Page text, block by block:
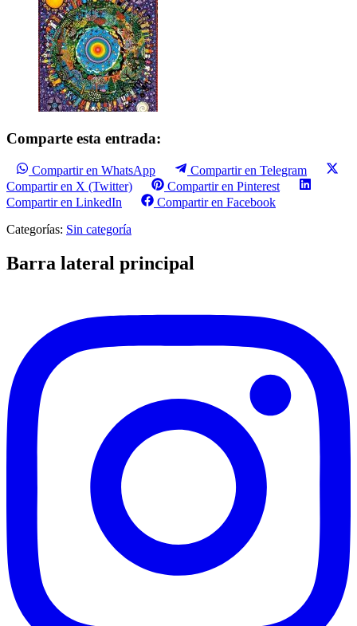
Comparte esta entrada:
Compartir en WhatsApp
Compartir en Telegram
Compartir en X (Twitter)
Compartir en Pinterest
Compartir en LinkedIn
Compartir en Facebook
Categorías: Sin categoría
Barra lateral principal